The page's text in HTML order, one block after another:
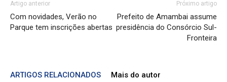
Artigo anterior
Com novidades, Verão no
Parque tem inscrições abertas
Próximo artigo
Prefeito de Amambai assume
presidência do Consórcio Sul-
Fronteira
ARTIGOS RELACIONADOS Mais do autor